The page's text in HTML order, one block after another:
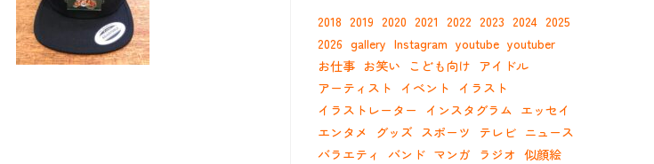
2018 2019 2020 2021 2022 2023 2024 2025
2026 gallery Instagram youtube youtuber
お仕事 お笑い こども向け アイドル
アーティスト
イベント
イラスト
イラストレーター
インスタグラム エッセイ
エンタメ
グッズ スポーツ テレビ ニュース
バラエティ
バンド マンガ ラジオ 似顔絵